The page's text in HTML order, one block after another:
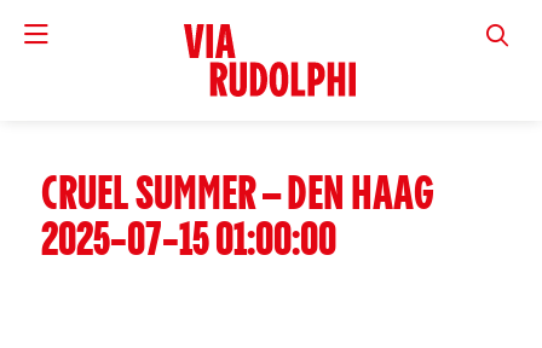
VIA
CRUEL SUMMER – DEN HAAG
2025-07-15 01:00:00